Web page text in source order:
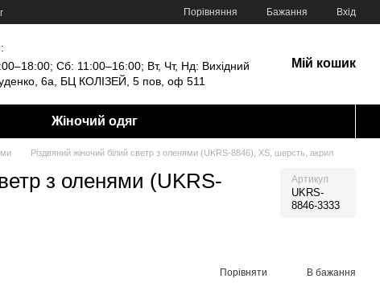
Порівняння Бажання Вхід
Сб: 11:00–16:00; Вт, Чт, Нд: Вихідний
6а, БЦ КОЛІЗЕЙ, 5 пов, оф 511
Мій кошик
Жіночий одяг
Різдвяний жіночий білий светр з оленями (UKRS-8846), XS, шерсть, акрил
з оленями (UKRS-
Артикул
UKRS-
8846-3333
Порівняти В бажання